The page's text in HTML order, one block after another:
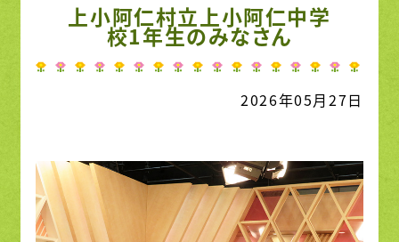
上小阿仁村立上小阿仁中学
校1年生のみなさん
2026年05月27日